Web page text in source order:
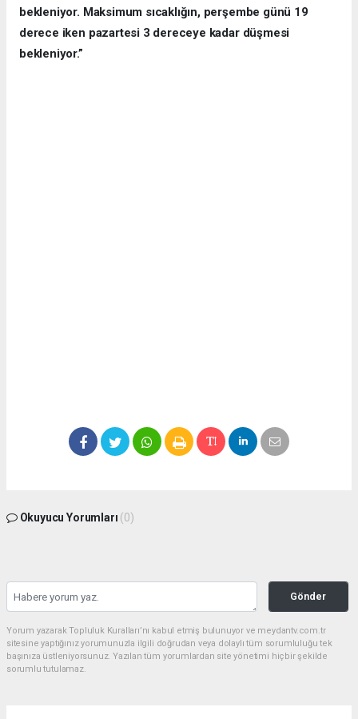
bekleniyor. Maksimum sıcaklığın, perşembe günü 19
derece iken pazartesi 3 dereceye kadar düşmesi
bekleniyor.”
Okuyucu Yorumları (0)
Gönder
Yorum yazarak Topluluk Kuralları’nı kabul etmiş bulunuyor ve meydantv.com.tr
sitesine yaptığınız yorumunuzla ilgili doğrudan veya dolaylı tüm sorumluluğu tek
başınıza üstleniyorsunuz. Yazılan tüm yorumlardan site yönetimi hiçbir şekilde
sorumlu tutulamaz.